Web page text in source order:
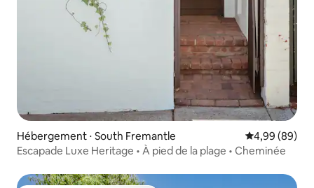
Hébergement ⋅ South Fremantle Évaluation
4,99 (89)
Escapade Luxe Heritage • À pied de la plage • Cheminée